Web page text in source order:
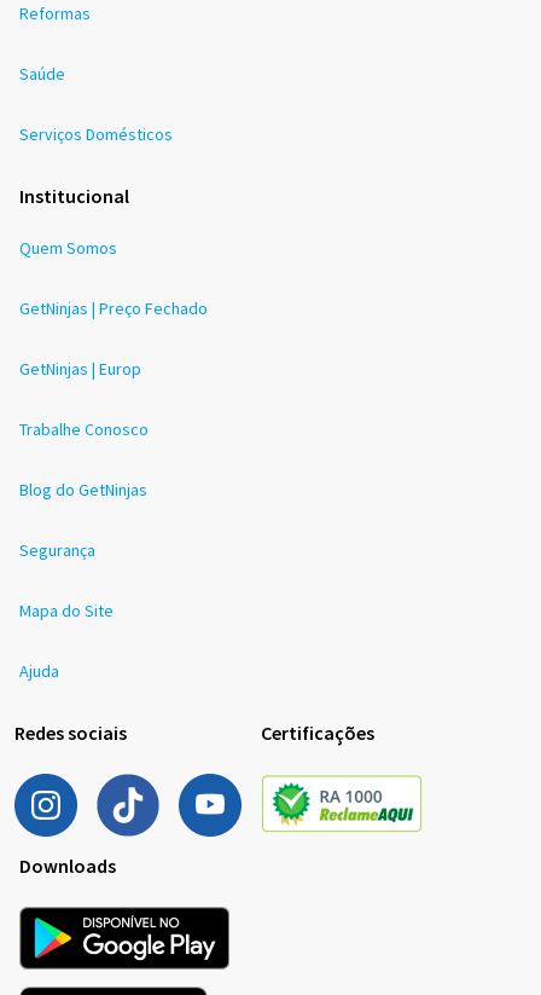
Reformas
Saúde
Serviços Domésticos
Institucional
Quem Somos
GetNinjas | Preço Fechado
GetNinjas | Europ
Trabalhe Conosco
Blog do GetNinjas
Segurança
Mapa do Site
Ajuda
Redes sociais Certificações
Downloads